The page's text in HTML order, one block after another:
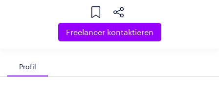
Freelancer kontaktieren
Profil